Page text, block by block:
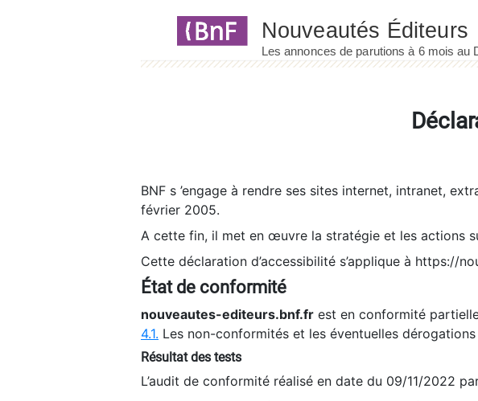
BNF s ’engage à rendre ses sites internet, intranet,
février 2005.
A cette fin, il met en œuvre la stratégie et les actions
Cette déclaration d’accessibilité s’applique à https://
État de conformité
nouveautes-editeurs.bnf.fr est en conformité
4.1. Les non-conformités et les éventuelles
Résultat des tests
L’audit de conformité réalisé en date du 09/11/2022